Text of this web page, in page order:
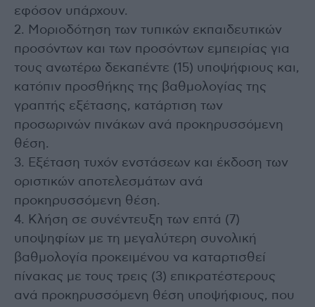
εφόσον υπάρχουν.
2. Μοριοδότηση των τυπικών εκπαιδευτικών
προσόντων και των προσόντων εμπειρίας για
τους ανωτέρω δεκαπέντε (15) υποψήφιους και,
κατόπιν προσθήκης της βαθμολογίας της
γραπτής εξέτασης, κατάρτιση των
προσωρινών πινάκων ανά προκηρυσσόμενη
θέση.
3. Εξέταση τυχόν ενστάσεων και έκδοση των
οριστικών αποτελεσμάτων ανά
προκηρυσσόμενη θέση.
4. Κλήση σε συνέντευξη των επτά (7)
υποψηφίων με τη μεγαλύτερη συνολική
βαθμολογία προκειμένου να καταρτισθεί
πίνακας με τους τρεις (3) επικρατέστερους
ανά προκηρυσσόμενη θέση υποψήφιους, που